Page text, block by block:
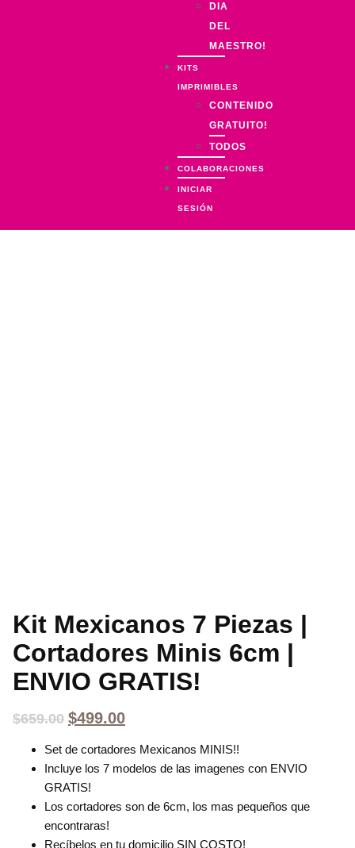
DIA
DEL
MAESTRO!
KITS
IMPRIMIBLES
CONTENIDO
GRATUITO!
TODOS
COLABORACIONES
INICIAR
SESIÓN
Kit Mexicanos 7 Piezas |
Cortadores Minis 6cm |
ENVIO GRATIS!
$659.00 $499.00
Set de cortadores Mexicanos MINIS!!
Incluye los 7 modelos de las imagenes con ENVIO
GRATIS!
Los cortadores son de 6cm, los mas pequeños que
encontraras!
Recíbelos en tu domicilio SIN COSTO!